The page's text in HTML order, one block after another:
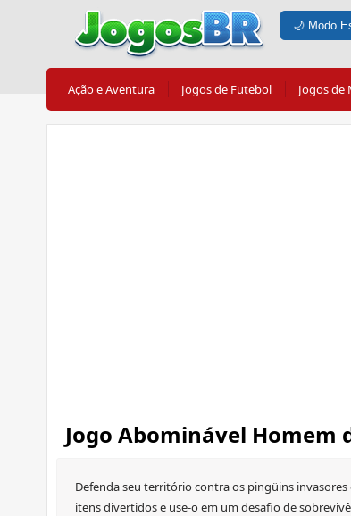
🌙 Modo
Ação e Aventura Jogos de Futebol Jogos de
Jogo Abominável Homem
Defenda seu território contra os pingüins
itens divertidos e use-o em um desafio de